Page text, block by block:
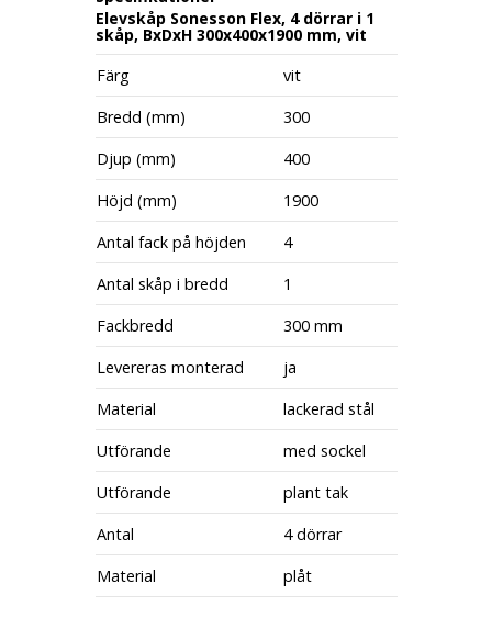
Elevskåp Sonesson Flex, 4 dörrar i 1
skåp, BxDxH 300x400x1900 mm, vit
Färg
vit
Bredd (mm)
300
Djup (mm)
400
Höjd (mm)
1900
Antal fack på höjden
4
Antal skåp i bredd
1
Fackbredd
300 mm
Levereras monterad
ja
Material
lackerad stål
Utförande
med sockel
Utförande
plant tak
Antal
4 dörrar
Material
plåt